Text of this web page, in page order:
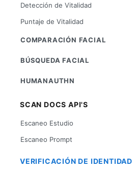
Detección de Vitalidad
Puntaje de Vitalidad
COMPARACIÓN FACIAL
BÚSQUEDA FACIAL
HUMANAUTHN
SCAN DOCS API'S
Escaneo Estudio
Escaneo Prompt
VERIFICACIÓN DE IDENTIDAD